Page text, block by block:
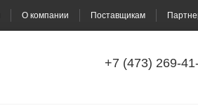
О компании Поставщикам
+7 (473) 269-